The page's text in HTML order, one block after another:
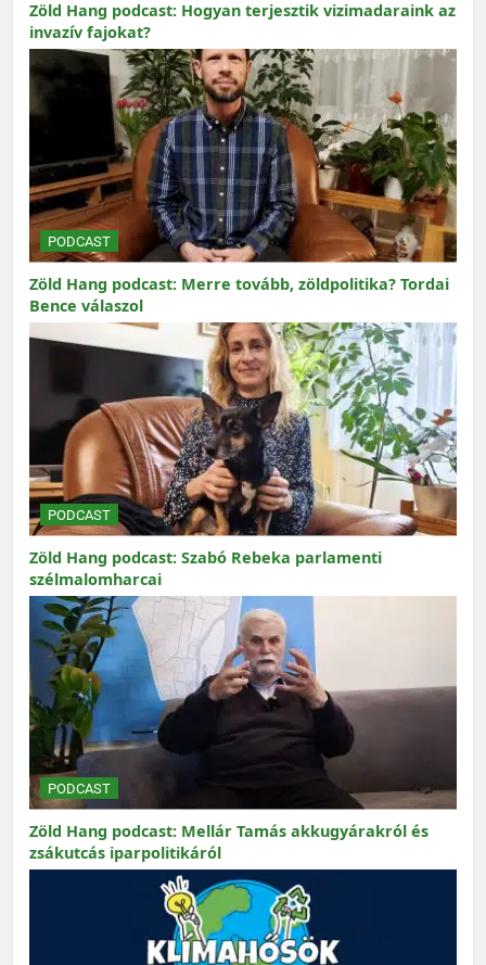
Zöld Hang podcast: Hogyan terjesztik vizimadaraink az
invazív fajokat?
PODCAST
Zöld Hang podcast: Merre tovább, zöldpolitika? Tordai
Bence válaszol
PODCAST
Zöld Hang podcast: Szabó Rebeka parlamenti
szélmalomharcai
PODCAST
Zöld Hang podcast: Mellár Tamás akkugyárakról és
zsákutcás iparpolitikáról